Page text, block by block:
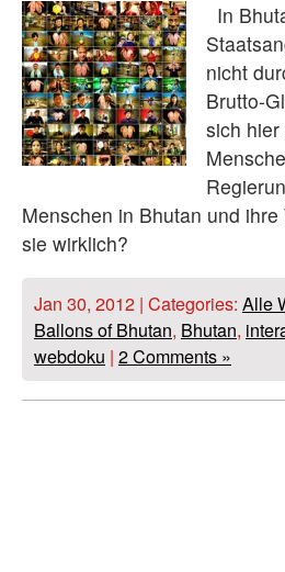
In
nicht
Brutto-
sich
Menschen in Bhutan und
sie wirklich?
Jan 30, 2012 | Categories: Alle
Ballons of Bhutan, Bhutan,
webdoku | 2 Comments »